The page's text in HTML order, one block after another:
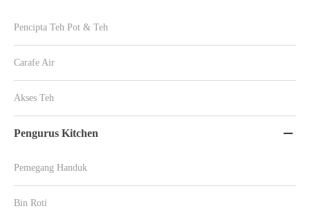
Pencipta Teh Pot & Teh
Carafe Air
Akses Teh
Pengurus Kitchen 
Pemegang Handuk
Bin Roti